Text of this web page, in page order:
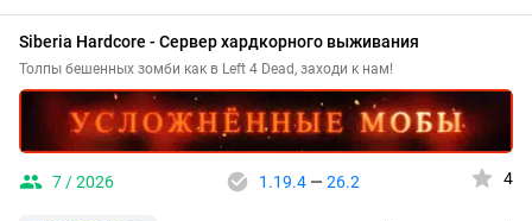
Siberia Hardcore - Сервер хардкорного выживания
Толпы бешенных зомби как в Left 4 Dead, заходи к нам!
7 / 2026 1.19.4— 26.2 4